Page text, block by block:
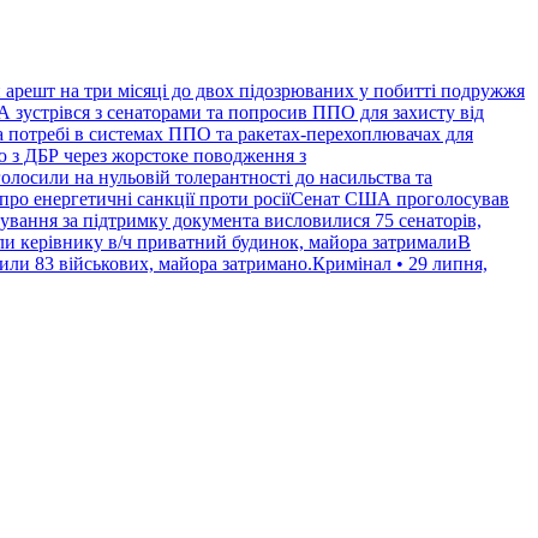
на три місяці до двох підозрюваних у побитті подружжя
з сенаторами та попросив ППО для захисту від
в системах ППО та ракетах-перехоплювачах для
ДБР через жорстоке поводження з
на нульовій толерантності до насильства та
енергетичні санкції проти росіїСенат США проголосував
за підтримку документа висловилися 75 сенаторів,
керівнику в/ч приватний будинок, майора затрималиВ
83 військових, майора затримано.Кримінал • 29 липня,